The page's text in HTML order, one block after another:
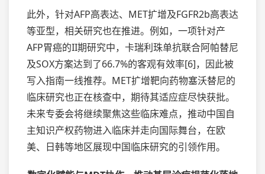
此外，针对AFP高表达、MET扩增及FGFR2b高表达
等亚型，相关研究也在推进。例如，一项针对产
AFP胃癌的II期研究中，卡瑞利珠单抗联合阿帕替尼
及SOX方案达到了66.7%的客观有效率[6]，因此被
写入指南一线推荐。MET扩增靶向药物塞沃替尼的
临床研究也正在核查中，期待其适应症尽快获批。
未来专委会将继续聚焦这些临床难点，推动中国自
主知识产权药物进入临床并走向国际舞台，在欧
美、日韩等地区展现中国临床研究的引领作用。